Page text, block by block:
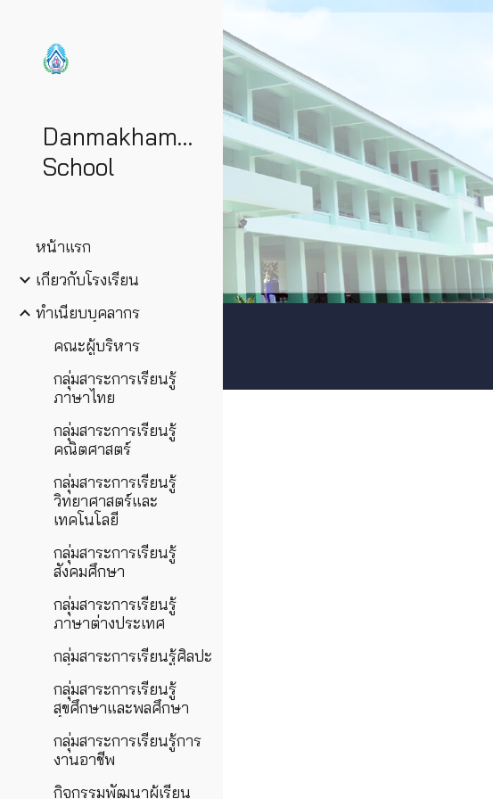
DanmakhamtiaWittayakom
School
หน้าแรก
เกี่ยวกับโรงเรียน
ทำเนียบบุคลากร
คณะผู้บริหาร
กลุ่มสาระการเรียนรู้
ภาษาไทย
กลุ่มสาระการเรียนรู้
คณิตศาสตร์
กลุ่มสาระการเรียนรู้
วิทยาศาสตร์และ
เทคโนโลยี
กลุ่มสาระการเรียนรู้
สังคมศึกษา
กลุ่มสาระการเรียนรู้
ภาษาต่างประเทศ
กลุ่มสาระการเรียนรู้ศิลปะ
กลุ่มสาระการเรียนรู้
สุขศึกษาและพลศึกษา
กลุ่มสาระการเรียนรู้การ
งานอาชีพ
กิจกรรมพัฒนาผู้เรียน